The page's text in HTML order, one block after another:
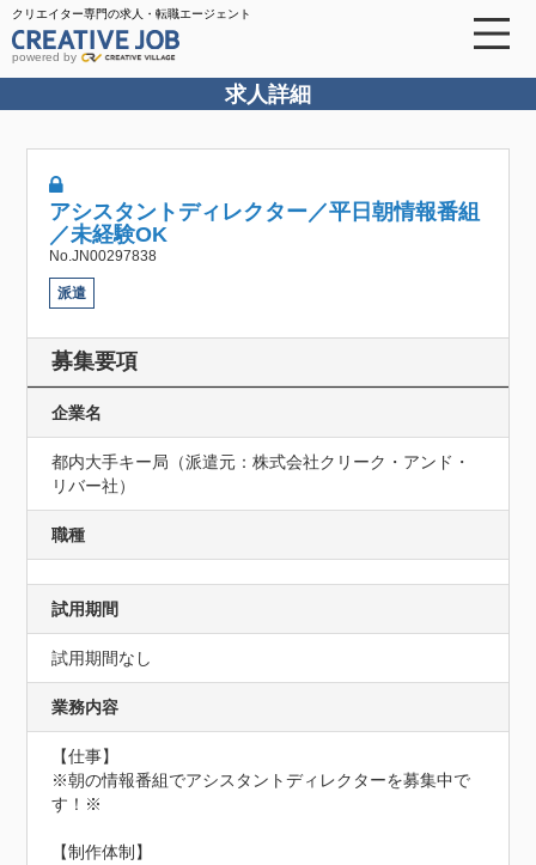
クリエイター専門の求人・転職エージェント
powered by
求人詳細
アシスタントディレクター／平日朝情報番組
／未経験OK
No.JN00297838
派遣
募集要項
企業名
都内大手キー局（派遣元：株式会社クリーク・アンド・
リバー社）
職種
試用期間
試用期間なし
業務内容
【仕事】
※朝の情報番組でアシスタントディレクターを募集中で
す！※
【制作体制】